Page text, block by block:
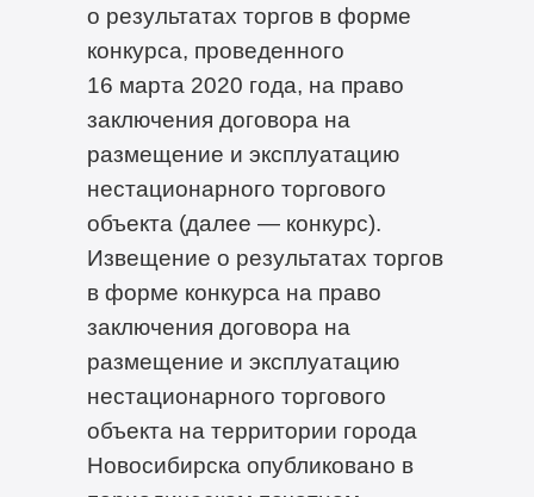
о результатах торгов в форме
конкурса, проведенного
16 марта 2020 года, на право
заключения договора на
размещение и эксплуатацию
нестационарного торгового
объекта (далее — конкурс).
Извещение о результатах торгов
в форме конкурса на право
заключения договора на
размещение и эксплуатацию
нестационарного торгового
объекта на территории города
Новосибирска опубликовано в